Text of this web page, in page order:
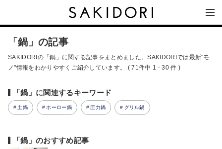
「鍋」の記事
SAKIDORIの「鍋」に関する記事をまとめました。SAKIDORIでは最新"モ
ノ"情報をわかりやすくご紹介しています。 ( 71件中 1 - 30 件 )
「鍋」に関連するキーワード
土鍋 ホーロー鍋 圧力鍋 グリル鍋
「鍋」のおすすめ記事